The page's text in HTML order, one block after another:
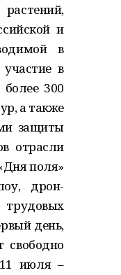
и
в
в
300
а также
защиты
отрасли
поля»
дрон-
трудовых
день,
свободно
11 июля –